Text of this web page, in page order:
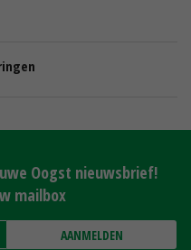
Oogst nieuwsbrief!
mailbox
AANMELDEN